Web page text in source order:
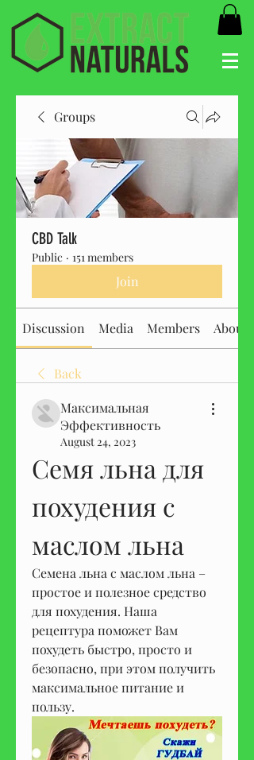
Groups
CBD Talk
Public · 151 members
Join
Discussion Media Members About
Back
Максимальная
Эффективность
August 24, 2023
Семя льна для
похудения с
маслом льна
Семена льна с маслом льна –
простое и полезное средство
для похудения. Наша
рецептура поможет Вам
похудеть быстро, просто и
безопасно, при этом получить
максимальное питание и
пользу.